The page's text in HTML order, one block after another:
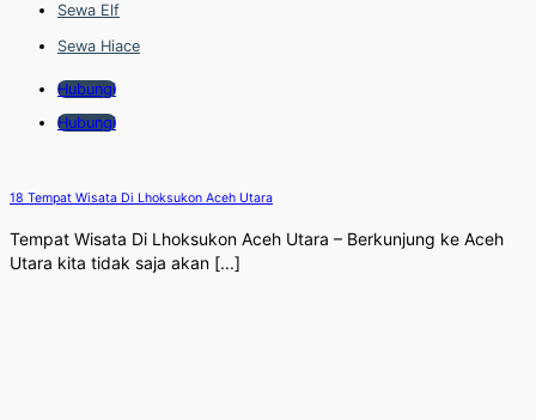
Sewa Elf
Sewa Hiace
Hubungi
Hubungi
18 Tempat Wisata Di Lhoksukon Aceh Utara
Tempat Wisata Di Lhoksukon Aceh Utara – Berkunjung ke Aceh
Utara kita tidak saja akan [...]